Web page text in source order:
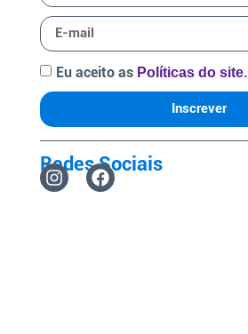
Eu aceito as Políticas do site.
Inscrever
Redes Sociais